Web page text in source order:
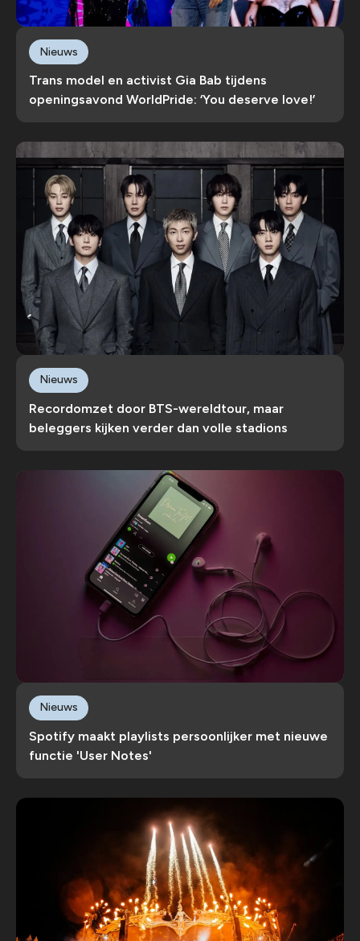
Trans model en activist Gia Bab tijdens
openingsavond WorldPride: ‘You deserve love!’
Nieuws
Recordomzet door BTS-wereldtour, maar
beleggers kijken verder dan volle stadions
Nieuws
Spotify maakt playlists persoonlijker met nieuwe
functie 'User Notes'
Nieuws